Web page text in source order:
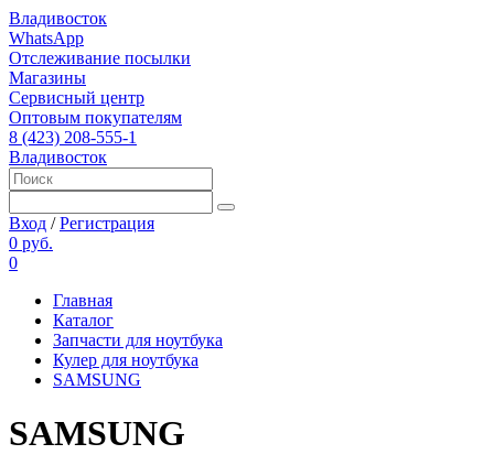
Владивосток
WhatsApp
Отслеживание посылки
Магазины
Сервисный центр
Оптовым покупателям
8 (423) 208-555-1
Владивосток
Вход /Регистрация
0 руб.
0
Главная
Каталог
Запчасти для ноутбука
Кулер для ноутбука
SAMSUNG
SAMSUNG